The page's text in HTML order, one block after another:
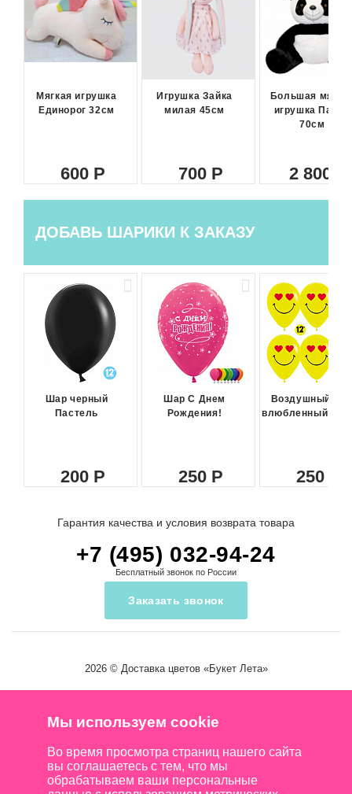
Мягкая игрушка
Единорог 32см
600
Игрушка Зайка
милая 45см
700
Большая
игрушка Панда
70см
2 800
ДОБАВЬ ШАРИКИ К ЗАКАЗУ
Шар черный
Пастель
200
Шар С Днем
Рождения!
250
Воздушный
влюбленный
250
Гарантия качества и условия возврата товара
+7 (495) 032-94-24
Бесплатный звонок по России
Заказать звонок
2026 © Доставка цветов«Букет Лета»
Мы используем cookie
Во время просмотра страниц нашего сайта
вы соглашаетесь с тем, что мы
обрабатываем ваши персональные